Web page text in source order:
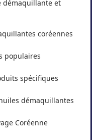
démaquillante et
coréennes
populaires
spécifiques
démaquillantes
Coréenne